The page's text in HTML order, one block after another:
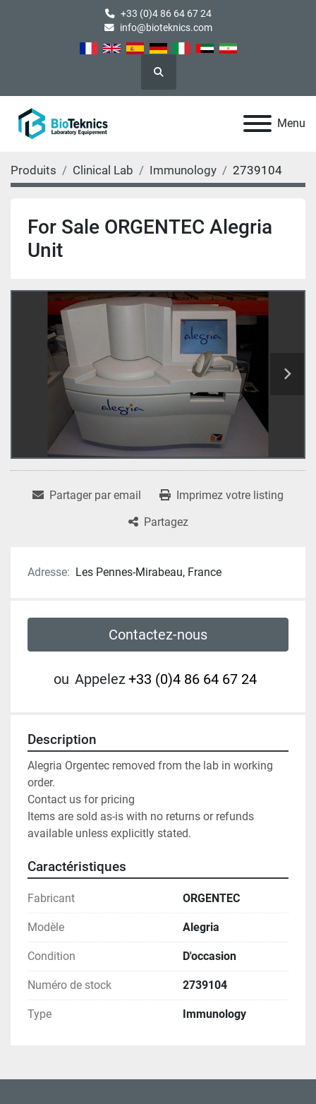
+33 (0)4 86 64 67 24
info@bioteknics.com
Rechercher
Menu
Produits Clinical Lab Immunology 2739104
For Sale ORGENTEC Alegria
Unit
Partager par email
Imprimez votre listing
Partagez
Adresse: Les Pennes-Mirabeau, France
Contactez-nous
ou Appelez+33 (0)4 86 64 67 24
Description
Alegria Orgentec removed from the lab in working
order.
Contact us for pricing
Items are sold as-is with no returns or refunds
available unless explicitly stated.
Caractéristiques
Fabricant ORGENTEC
Modèle Alegria
Condition D'occasion
Numéro de stock 2739104
Type Immunology